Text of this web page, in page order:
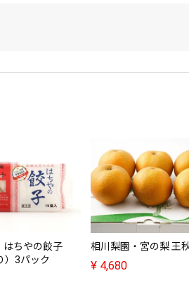
はちやの餃子
）3パック
相川梨園・宮の梨 王
¥ 4,680